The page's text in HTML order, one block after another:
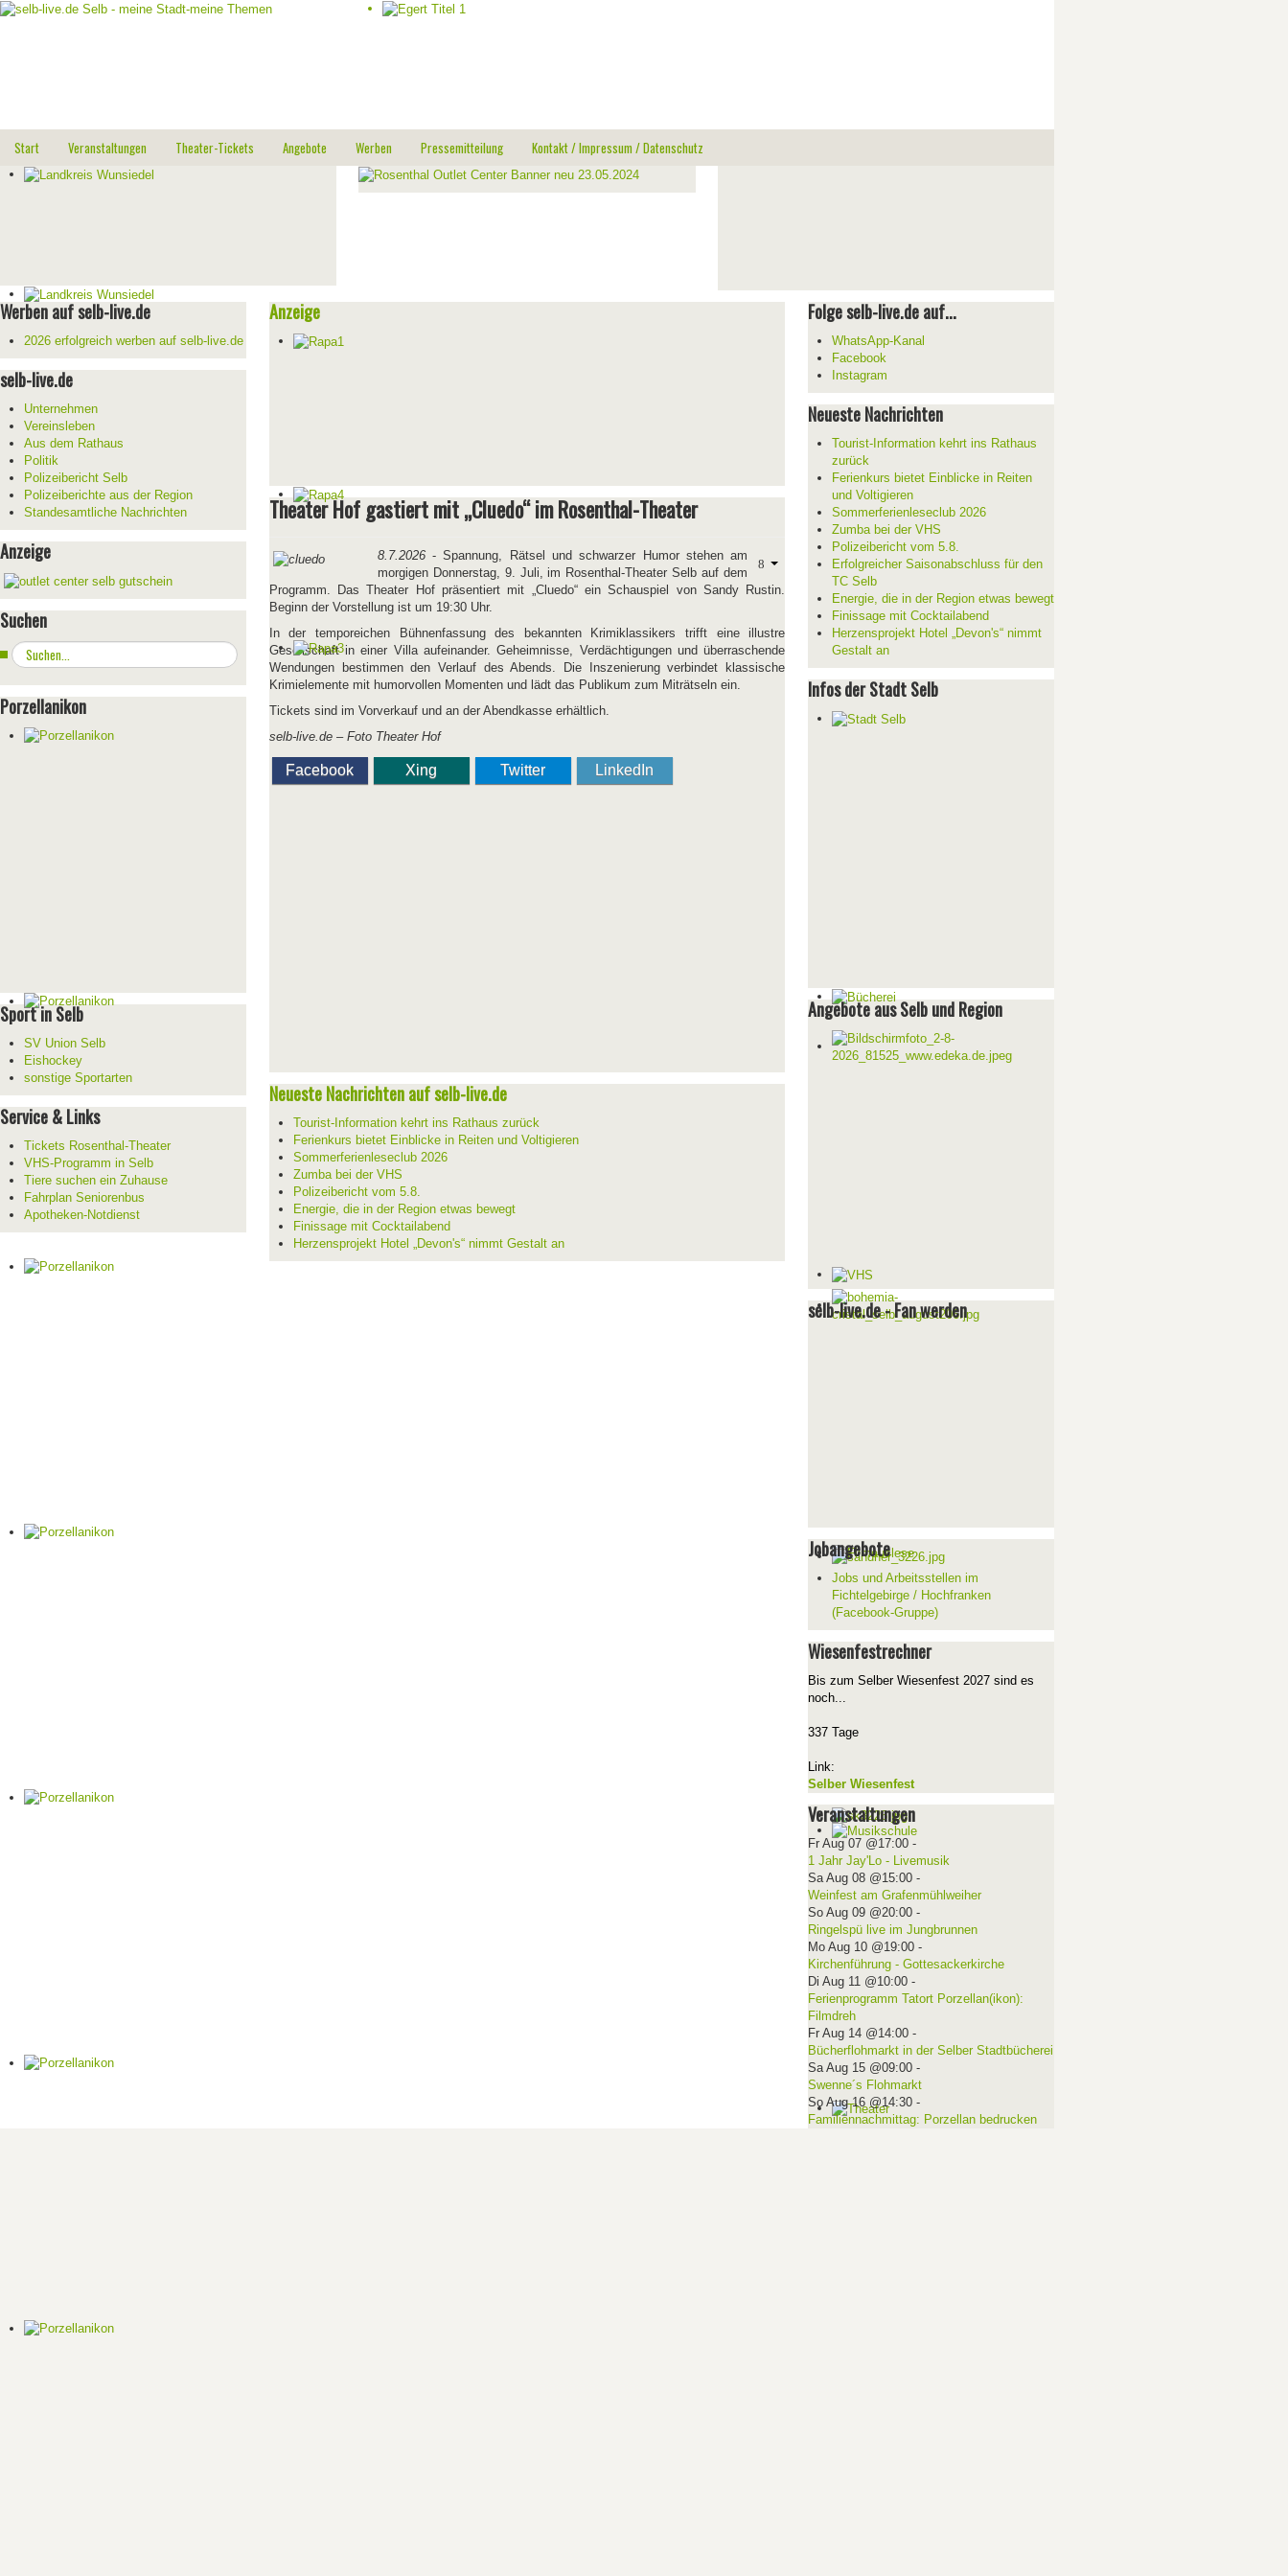
Start Veranstaltungen Theater-Tickets Angebote Werben Pressemitteilung Kontakt / Impressum / Datenschutz
Werben auf selb-live.de
2026 erfolgreich werben auf selb-live.de
selb-live.de
Unternehmen
Vereinsleben
Aus dem Rathaus
Politik
Polizeibericht Selb
Polizeiberichte aus der Region
Standesamtliche Nachrichten
Anzeige
Suchen
Suchen
...
Porzellanikon
Sport in Selb
SV Union Selb
Eishockey
sonstige Sportarten
Service & Links
Tickets Rosenthal-Theater
VHS-Programm in Selb
Tiere suchen ein Zuhause
Fahrplan Seniorenbus
Apotheken-Notdienst
Anzeige
Theater Hof gastiert mit „Cluedo“ im Rosenthal-Theater
8.7.2026- Spannung, Rätsel und schwarzer Humor stehen am
morgigen Donnerstag, 9. Juli, im Rosenthal-Theater Selb auf dem
Programm. Das Theater Hof präsentiert mit „Cluedo“ ein Schauspiel von Sandy Rustin.
Beginn der Vorstellung ist um 19:30 Uhr.
In der temporeichen Bühnenfassung des bekannten Krimiklassikers trifft eine illustre
Gesellschaft in einer Villa aufeinander. Geheimnisse, Verdächtigungen und überraschende
Wendungen bestimmen den Verlauf des Abends. Die Inszenierung verbindet klassische
Krimielemente mit humorvollen Momenten und lädt das Publikum zum Miträtseln ein.
Tickets sind im Vorverkauf und an der Abendkasse erhältlich.
selb-live.de – Foto Theater Hof
Facebook Xing Twitter LinkedIn
Neueste Nachrichten auf selb-live.de
Tourist-Information kehrt ins Rathaus zurück
Ferienkurs bietet Einblicke in Reiten und Voltigieren
Sommerferienleseclub 2026
Zumba bei der VHS
Polizeibericht vom 5.8.
Energie, die in der Region etwas bewegt
Finissage mit Cocktailabend
Herzensprojekt Hotel „Devon's“ nimmt Gestalt an
Folge selb-live.de auf...
WhatsApp-Kanal
Facebook
Instagram
Neueste Nachrichten
Tourist-Information kehrt ins Rathaus
zurück
Ferienkurs bietet Einblicke in Reiten
und Voltigieren
Sommerferienleseclub 2026
Zumba bei der VHS
Polizeibericht vom 5.8.
Erfolgreicher Saisonabschluss für den
TC Selb
Energie, die in der Region etwas bewegt
Finissage mit Cocktailabend
Herzensprojekt Hotel „Devon's“ nimmt
Gestalt an
Infos der Stadt Selb
Angebote aus Selb und Region
selb-live.de - Fan werden
Jobangebote
Jobs und Arbeitsstellen im
Fichtelgebirge / Hochfranken
(Facebook-Gruppe)
Wiesenfestrechner
Bis zum Selber Wiesenfest 2027 sind es
noch...
337 Tage
Link:
Selber Wiesenfest
Veranstaltungen
Fr Aug 07 @17:00-
1 Jahr Jay'Lo - Livemusik
Sa Aug 08 @15:00-
Weinfest am Grafenmühlweiher
So Aug 09 @20:00-
Ringelspü live im Jungbrunnen
Mo Aug 10 @19:00-
Kirchenführung - Gottesackerkirche
Di Aug 11 @10:00-
Ferienprogramm Tatort Porzellan(ikon):
Filmdreh
Fr Aug 14 @14:00-
Bücherflohmarkt in der Selber Stadtbücherei
Sa Aug 15 @09:00-
Swenne´s Flohmarkt
So Aug 16 @14:30-
Familiennachmittag: Porzellan bedrucken